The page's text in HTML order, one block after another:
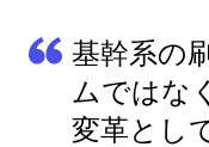
基幹系の
ムではな
変革とし